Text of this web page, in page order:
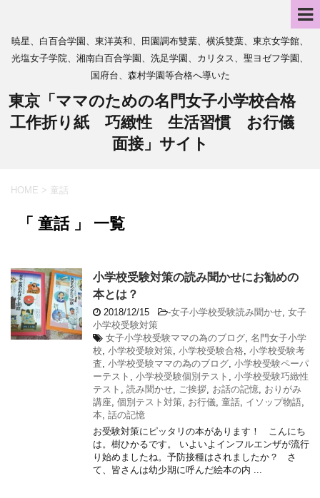
暁星、白百合学園、東洋英和、田園調布雙葉、横浜雙葉、東京女学館、
光塩女子学院、湘南白百合学園、洗足学園、カリタス、聖ヨゼフ学園、
国府台、森村学園等合格へ導いた
東京「ママのための名門女子小学校合格
工作折り紙 巧緻性 生活習慣 お行儀
面接」サイト
HOME > 童話
「 童話 」 一覧
小学校受験対策の読み聞かせにお勧めの
本とは？
2018/12/15 -女子小学校受験読み聞かせ 女子
小学校受験対策
女子小学校受験ママの為のブログ 名門女子小学
校 小学校受験対策 小学校受験合格 小学校受験考
査 小学校受験ママの為のブログ 小学校受験ペーパ
ーテスト
小学校受験個別テスト
小学校受験巧緻性
テスト
読み聞かせ ご挨拶 お話の記憶 おりがみ
講座 個別テスト対策 お行儀 童話 イソップ物語
本 話の記憶
お受験対策にピッタリの本があります！ こんにち
は。樹ひかるです。 いよいよインフルエンザが流行
り始めましたね。予防接種はされましたか？ さ
て、皆さんは幼少期に呼んだ絵本の内 ...